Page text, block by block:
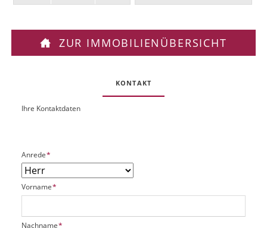
ZUR IMMOBILIENÜBERSICHT
KONTAKT
O
k
P
t
UIhre Kontaktdaten
P
f
l
i
c
t
Anrede*
P
f
i
Vorname*
P
Nachname*